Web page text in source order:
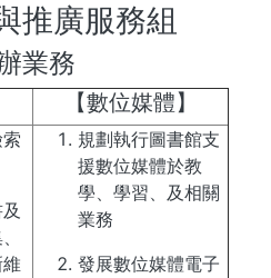
推廣服務組
業務
【數位媒體】
規劃執行圖書館支
援數位媒體於教
學、學習、及相關
業務
發展數位媒體電子